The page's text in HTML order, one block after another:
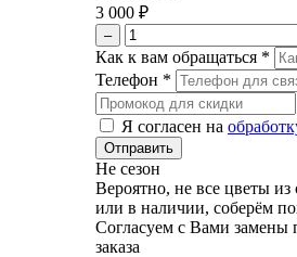
3 000 ₽
–
Как к вам обращаться *
Телефон *
Я согласен на
Не сезон
Вероятно, не все цветы из
или в наличии, соберём
Согласуем с Вами замены
заказа